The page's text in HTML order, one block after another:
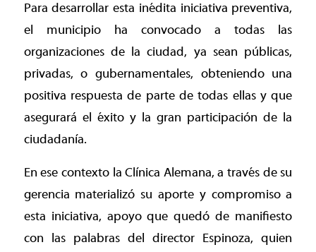
Para desarrollar esta inédita iniciativa preventiva,
el municipio ha convocado a todas las
organizaciones de la ciudad, ya sean públicas,
privadas, o gubernamentales, obteniendo una
positiva respuesta de parte de todas ellas y que
asegurará el éxito y la gran participación de la
ciudadanía.
En ese contexto la Clínica Alemana, a través de su
gerencia materializó su aporte y compromiso a
esta iniciativa, apoyo que quedó de manifiesto
con las palabras del director Espinoza, quien